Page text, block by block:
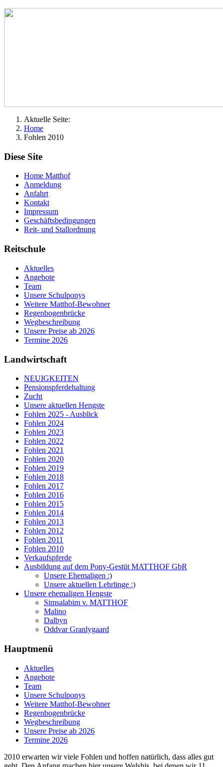
Aktuelle Seite:
Home
Fohlen 2010
Diese Site
Home Matthof
Anmeldung
Anfahrt
Kontakt
Impressum
Geschäftsbedingungen
Reit- und Stallordnung
Reitschule
Aktuelles
Angebote
Team
Unsere Schulponys
Weitere Matthof-Bewohner
Regenbogenbrücke
Wegbeschreibung
Unsere Preise ab 2026
Termine 2026
Landwirtschaft
NEUIGKEITEN
Pensionspferdehaltung
Zucht
Unsere aktuellen Hengste
Fohlen 2025 - Ausblick
Fohlen 2024
Fohlen 2023
Fohlen 2022
Fohlen 2021
Fohlen 2020
Fohlen 2019
Fohlen 2018
Fohlen 2017
Fohlen 2016
Fohlen 2015
Fohlen 2014
Fohlen 2013
Fohlen 2012
Fohlen 2011
Fohlen 2010
Verkaufspferde
Ausbildung auf dem Pony-Gestüt MATTHOF GbR
Unsere Ehemaligen :)
Unsere aktuellen Lehrlinge :)
Unsere ehemaligen Hengste
Simsalabim v. MATTHOF
Malino
Dalbyn
Oddvar Granlygaard
Hauptmenü
Aktuelles
Angebote
Team
Unsere Schulponys
Weitere Matthof-Bewohner
Regenbogenbrücke
Wegbeschreibung
Unsere Preise ab 2026
Termine 2026
2010 erwarten wir viele Fohlen und hoffen natürlich, dass alles gut